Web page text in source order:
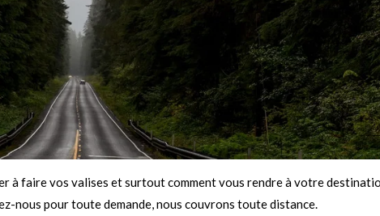
à faire vos valises et surtout comment vous rendre à votre
nous pour toute demande, nous couvrons toute distance.